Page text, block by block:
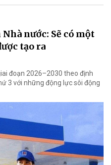
nước: Sẽ có một
tạo ra
đoạn 2026–2030 theo định
3 với những động lực sôi động